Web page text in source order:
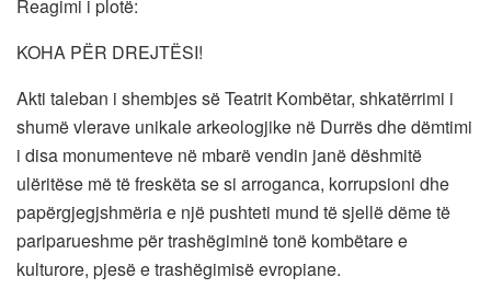
Reagimi i plotë:
KOHA PËR DREJTËSI!
Akti taleban i shembjes së Teatrit Kombëtar, shkatërrimi i
shumë vlerave unikale arkeologjike në Durrës dhe dëmtimi
i disa monumenteve në mbarë vendin janë dëshmitë
ulëritëse më të freskëta se si arroganca, korrupsioni dhe
papërgjegjshmëria e një pushteti mund të sjellë dëme të
pariparueshme për trashëgiminë tonë kombëtare e
kulturore, pjesë e trashëgimisë evropiane.